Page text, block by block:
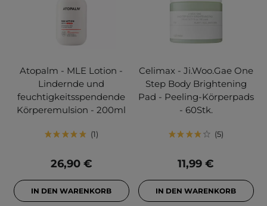
Atopalm - MLE Lotion -
Lindernde und
feuchtigkeitsspendende
Körperemulsion - 200ml
1
26,90 €
IN DEN WARENKORB
Celimax - Ji.Woo.Gae One
Step Body Brightening
Pad - Peeling-Körperpads
- 60Stk.
5
11,99 €
IN DEN WARENKORB